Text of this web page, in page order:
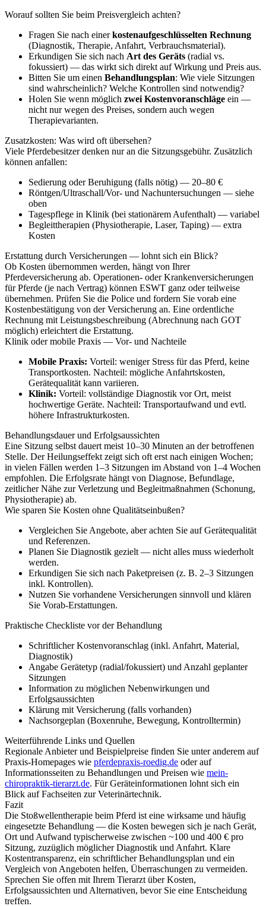
Worauf sollten Sie beim Preisvergleich achten?
Fragen Sie nach einerkostenaufgeschlüsselten Rechnung
(Diagnostik, Therapie, Anfahrt, Verbrauchsmaterial).
Erkundigen Sie sich nach Art des Geräts (radial vs.
fokussiert) — das wirkt sich direkt auf Wirkung und Preis aus.
Bitten Sie um einen Behandlungsplan: Wie viele Sitzungen
sind wahrscheinlich? Welche Kontrollen sind notwendig?
Holen Sie wenn möglich zwei Kostenvoranschläge ein —
nicht nur wegen des Preises, sondern auch wegen
Therapievarianten.
Zusatzkosten: Was wird oft übersehen?
Viele Pferdebesitzer denken nur an die Sitzungsgebühr. Zusätzlich
können anfallen:
Sedierung oder Beruhigung (falls nötig) — 20–80 €
Röntgen/Ultraschall/Vor- und Nachuntersuchungen — siehe
oben
Tagespflege in Klinik (bei stationärem Aufenthalt) — variabel
Begleittherapien (Physiotherapie, Laser, Taping) — extra
Kosten
Erstattung durch Versicherungen — lohnt sich ein Blick?
Ob Kosten übernommen werden, hängt von Ihrer
Pferdeversicherung ab. Operationen- oder Krankenversicherungen
für Pferde (je nach Vertrag) können ESWT ganz oder teilweise
übernehmen. Prüfen Sie die Police und fordern Sie vorab eine
Kostenbestätigung von der Versicherung an. Eine ordentliche
Rechnung mit Leistungsbeschreibung (Abrechnung nach GOT
möglich) erleichtert die Erstattung.
Klinik oder mobile Praxis — Vor- und Nachteile
Mobile Praxis: Vorteil: weniger Stress für das Pferd, keine
Transportkosten. Nachteil: mögliche Anfahrtskosten,
Gerätequalität kann variieren.
Klinik: Vorteil: vollständige Diagnostik vor Ort, meist
hochwertige Geräte. Nachteil: Transportaufwand und evtl.
höhere Infrastrukturkosten.
Behandlungsdauer und Erfolgsaussichten
Eine Sitzung selbst dauert meist 10–30 Minuten an der betroffenen
Stelle. Der Heilungseffekt zeigt sich oft erst nach einigen Wochen;
in vielen Fällen werden 1–3 Sitzungen im Abstand von 1–4 Wochen
empfohlen. Die Erfolgsrate hängt von Diagnose, Befundlage,
zeitlicher Nähe zur Verletzung und Begleitmaßnahmen (Schonung,
Physiotherapie) ab.
Wie sparen Sie Kosten ohne Qualitätseinbußen?
Vergleichen Sie Angebote, aber achten Sie auf Gerätequalität
und Referenzen.
Planen Sie Diagnostik gezielt — nicht alles muss wiederholt
werden.
Erkundigen Sie sich nach Paketpreisen (z. B. 2–3 Sitzungen
inkl. Kontrollen).
Nutzen Sie vorhandene Versicherungen sinnvoll und klären
Sie Vorab-Erstattungen.
Praktische Checkliste vor der Behandlung
Schriftlicher Kostenvoranschlag (inkl. Anfahrt, Material,
Diagnostik)
Angabe Gerätetyp (radial/fokussiert) und Anzahl geplanter
Sitzungen
Information zu möglichen Nebenwirkungen und
Erfolgsaussichten
Klärung mit Versicherung (falls vorhanden)
Nachsorgeplan (Boxenruhe, Bewegung, Kontrolltermin)
Weiterführende Links und Quellen
Regionale Anbieter und Beispielpreise finden Sie unter anderem auf
Praxis-Homepages wie pferdepraxis-roedig.de oder auf
Informationsseiten zu Behandlungen und Preisen wie mein-
chiropraktik-tierarzt.de. Für Geräteinformationen lohnt sich ein
Blick auf Fachseiten zur Veterinärtechnik.
Fazit
Die Stoßwellentherapie beim Pferd ist eine wirksame und häufig
eingesetzte Behandlung — die Kosten bewegen sich je nach Gerät,
Ort und Aufwand typischerweise zwischen ~100 und 400 € pro
Sitzung, zuzüglich möglicher Diagnostik und Anfahrt. Klare
Kostentransparenz, ein schriftlicher Behandlungsplan und ein
Vergleich von Angeboten helfen, Überraschungen zu vermeiden.
Sprechen Sie offen mit Ihrem Tierarzt über Kosten,
Erfolgsaussichten und Alternativen, bevor Sie eine Entscheidung
treffen.